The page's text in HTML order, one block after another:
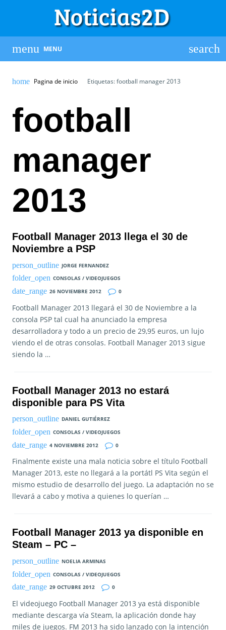
MENU
Pagina de inicio Etiquetas: football manager 2013
football
manager
2013
Football Manager 2013 llega el 30 de
Noviembre a PSP
JORGE FERNANDEZ
CONSOLAS / VIDEOJUEGOS
26 NOVIEMBRE 2012
0
Football Manager 2013 llegará el 30 de Noviembre a la
consola PSP tal cual ha anunciado la empresa
desarrolladora y todo a un precio de 29,95 euros, un lujo
viendo el de otras consolas. Football Manager 2013 sigue
siendo la …
Football Manager 2013 no estará
disponible para PS Vita
DANIEL GUTIÉRREZ
CONSOLAS / VIDEOJUEGOS
4 NOVIEMBRE 2012
0
Finalmente existe una mala noticia sobre el título Football
Manager 2013, este no llegará a la portátl PS Vita según el
mismo estudio de desarrollo del juego. La adaptación no se
llevará a cabo y motiva a quienes lo querían …
Football Manager 2013 ya disponible en
Steam – PC –
NOELIA ARMINAS
CONSOLAS / VIDEOJUEGOS
29 OCTUBRE 2012
0
El videojuego Football Manager 2013 ya está disponible
mediante descarga vía Steam, la aplicación donde hay
miles de juegos. FM 2013 ha sido lanzado con la intención